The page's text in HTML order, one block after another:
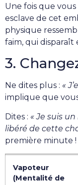
Une fois que
esclave de cet
physique
faim, qui disparaît
3.
Ne dites plus : «
implique que
Dites : « Je suis
libéré de cette
première minute !
Vapoteur
(Mentalité de